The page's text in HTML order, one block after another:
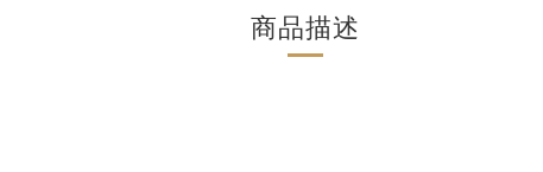
商品描述